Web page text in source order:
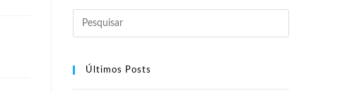
Últimos Posts